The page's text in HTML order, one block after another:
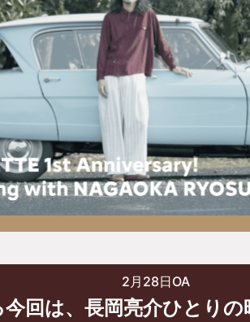
2月28日OA
回は、長岡亮介ひとり